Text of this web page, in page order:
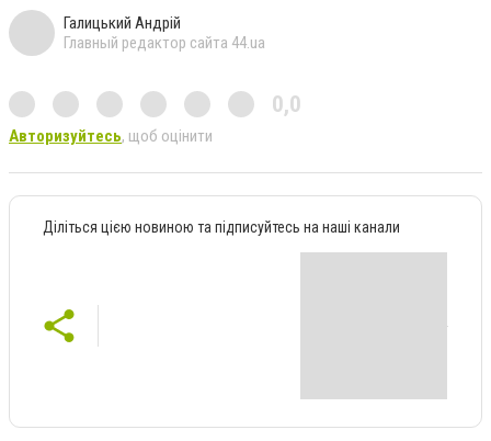
Галицький Андрій
Главный редактор сайта 44.ua
0,0
Авторизуйтесь, щоб оцінити
Діліться цією новиною та підписуйтесь на наші канали